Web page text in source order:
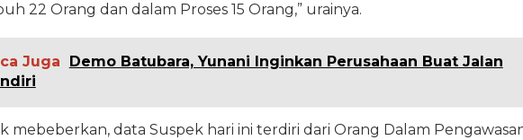
22 Orang dan dalam Proses 15 Orang,” urainya.
Juga
Demo Batubara, Yunani Inginkan Perusahaan Buat Jalan
mebeberkan, data Suspek hari ini terdiri dari Orang Dalam